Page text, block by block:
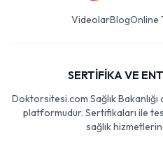
VideolarBlogOnline
SERTİFİKA VE
Doktorsitesi.com Sağlık
platformudur. Sertifikaları ile
sağlık